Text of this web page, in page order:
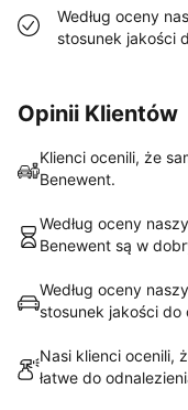
Według oceny
stosunek jakości
Opinii Klientów
Klienci ocenili, że
Benewent.
Według oceny
Benewent są w
Według oceny
stosunek jakości do
Nasi klienci ocenili,
łatwe do